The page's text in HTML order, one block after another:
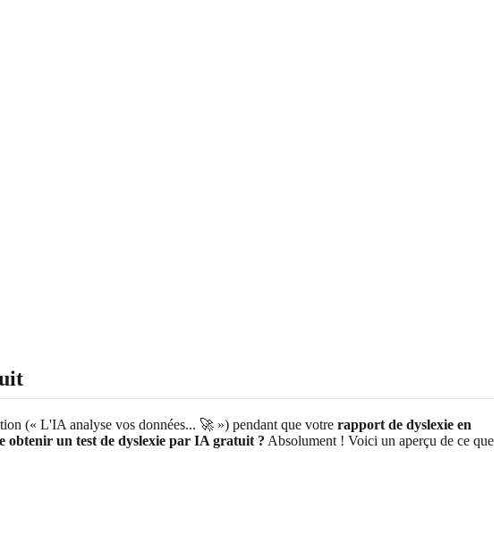
(« L'IA analyse vos données... 🚀 ») pendant que votre rapport de dyslexie en
obtenir un test de dyslexie par IA gratuit ? Absolument ! Voici un aperçu de ce que